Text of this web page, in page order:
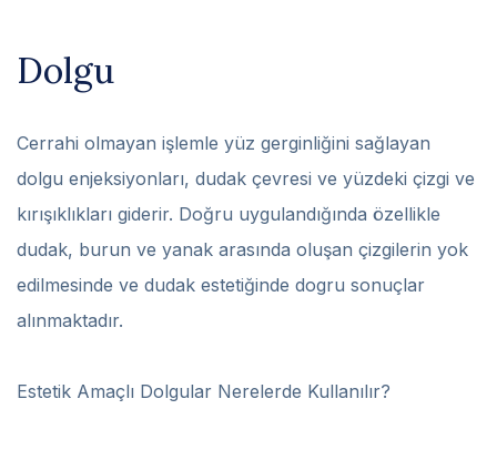
Dolgu
Cerrahi olmayan işlemle yüz gerginliğini sağlayan
dolgu enjeksiyonları, dudak çevresi ve yüzdeki çizgi ve
kırışıklıkları giderir. Doğru uygulandığında özellikle
dudak, burun ve yanak arasında oluşan çizgilerin yok
edilmesinde ve dudak estetiğinde dogru sonuçlar
alınmaktadır.
Estetik Amaçlı Dolgular Nerelerde Kullanılır?